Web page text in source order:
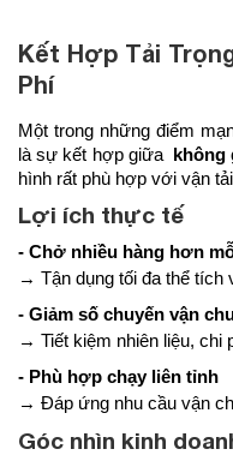
Kết Hợp Tải
Phí
Một trong những điểm
là sự kết hợp giữa
không
hình rất phù hợp với vận
Lợi ích thực tế
- Chở nhiều hàng hơn
→ Tận dụng tối đa thể tích
- Giảm số chuyến vận
→ Tiết kiệm nhiên liệu, chi
- Phù hợp chạy liên tỉnh
→ Đáp ứng nhu cầu vận
Góc nhìn kinh